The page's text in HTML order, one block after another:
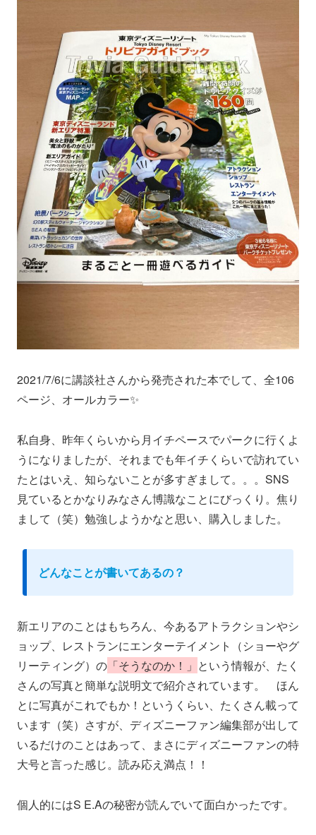
2021/7/6に講談社さんから発売された本でして、全106
ページ、オールカラー✨
私自身、昨年くらいから月イチペースでパークに行くよ
うになりましたが、それまでも年イチくらいで訪れてい
たとはいえ、知らないことが多すぎまして。。。SNS
見ているとかなりみなさん博識なことにびっくり。焦り
まして（笑）勉強しようかなと思い、購入しました。
どんなことが書いてあるの？
新エリアのことはもちろん、今あるアトラクションやシ
ョップ、レストランにエンターテイメント（ショーやグ
リーティング）の 「そうなのか！」 という情報が、たく
さんの写真と簡単な説明文で紹介されています。 ほん
とに写真がこれでもか！というくらい、たくさん載って
います（笑）さすが、ディズニーファン編集部が出して
いるだけのことはあって、まさにディズニーファンの特
大号と言った感じ。読み応え満点！！
個人的にはS E.Aの秘密が読んでいて面白かったです。